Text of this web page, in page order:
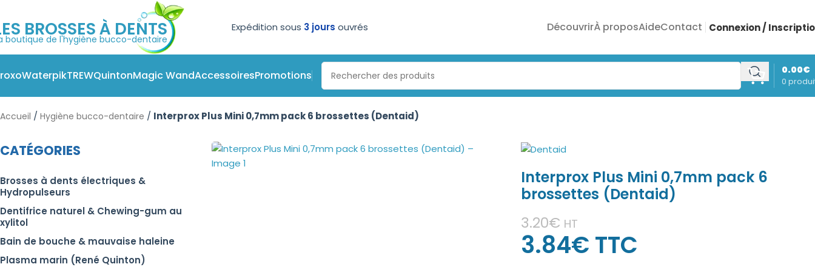
BROSSES À DENTS
boutique de l'hygiène bucco-dentaire
DécouvrirÀ proposAideContact Connexion /
WaterpikTREWQuintonMagic WandAccessoiresPromotions 0
0.00€
Accueil / Hygiène bucco-dentaire / Interprox Plus Mini 0,7mm pack 6 brossettes (Dentaid)
CATÉGORIES
Brosses à dents électriques &
Hydropulseurs
Dentifrice naturel & Chewing-gum au
xylitol
Bain de bouche & mauvaise haleine
Plasma marin (René Quinton)
Interprox Plus Mini 0,7mm pack 6
brossettes (Dentaid)
3.20€ HT
3.84€ TTC